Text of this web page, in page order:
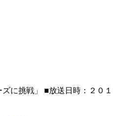
に挑戦」 ■放送日時：２０